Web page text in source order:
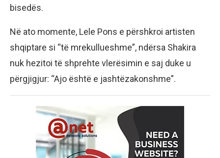
bisedës.
Në ato momente, Lele Pons e përshkroi artisten
shqiptare si “të mrekullueshme”, ndërsa Shakira
nuk hezitoi të shprehte vlerësimin e saj duke u
përgjigjur: “Ajo është e jashtëzakonshme”.